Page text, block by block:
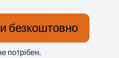
безкоштовно
потрібен.